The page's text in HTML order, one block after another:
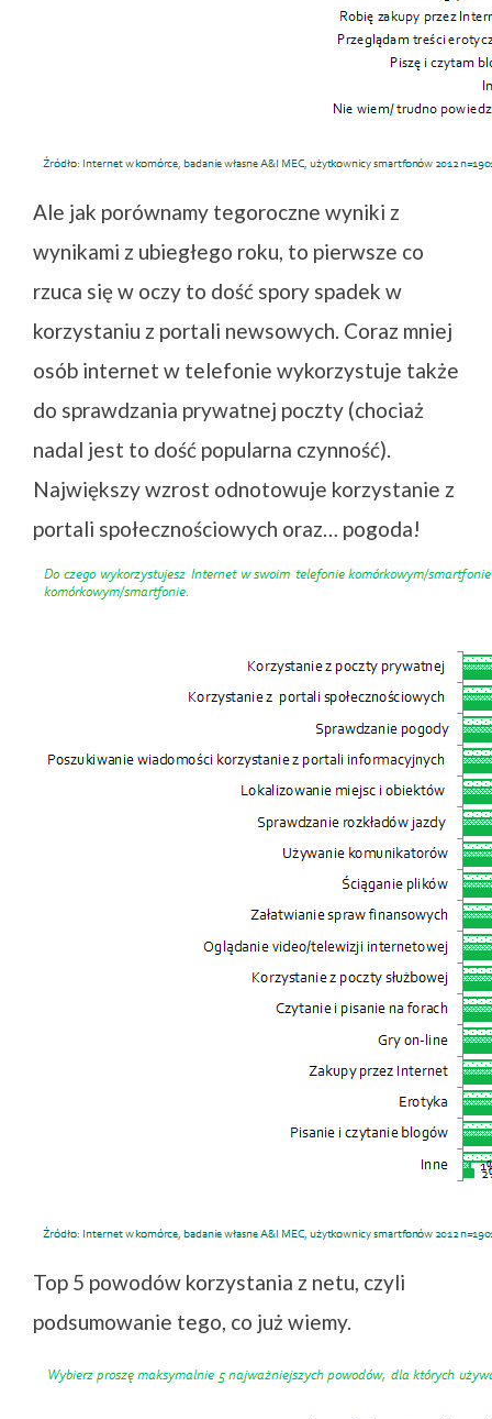
Ale jak porównamy tegoroczne wyniki z
wynikami z ubiegłego roku, to pierwsze co
rzuca się w oczy to dość spory spadek w
korzystaniu z portali newsowych. Coraz mniej
osób internet w telefonie wykorzystuje także
do sprawdzania prywatnej poczty (chociaż
nadal jest to dość popularna czynność).
Największy wzrost odnotowuje korzystanie z
portali społecznościowych oraz… pogoda!
Top 5 powodów korzystania z netu, czyli
podsumowanie tego, co już wiemy.